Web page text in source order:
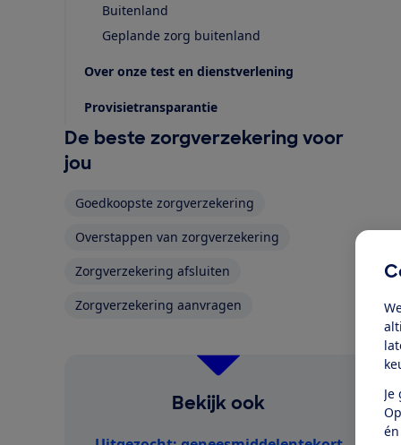
Buitenland
Geplande zorg buitenland
Over onze test en dienstverlening
Provisietransparantie
De beste zorgverzekering voor
jou
Goedkoopste zorgverzekering
Overstappen van zorgverzekering
Zorgverzekering afsluiten
Zorgverzekering aanvragen
Bekijk ook